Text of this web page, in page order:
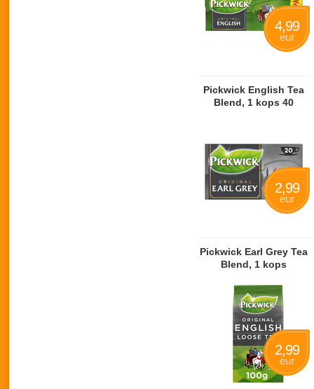
Pickwick English Tea
Blend, 1 kops 40
4,99
eur
Pickwick Earl Grey Tea
Blend, 1 kops
2,99
eur
2,99
eur